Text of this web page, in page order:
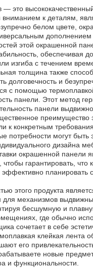
это
к деталям,
белом цвете,
этой окрашенной
обеспечивая
изгиба с течением
толщина также
долговечность и
с помощью
панели. Этот метод
панели
преимущество
к конкретным
потребности могут
дизайна
окрашенной
чтобы гарантировать,
планировать
этого продукта
механизмов
бесшумную и
где обычно
сочетает в себе
клейкая лента
его
новые
и функциональности.